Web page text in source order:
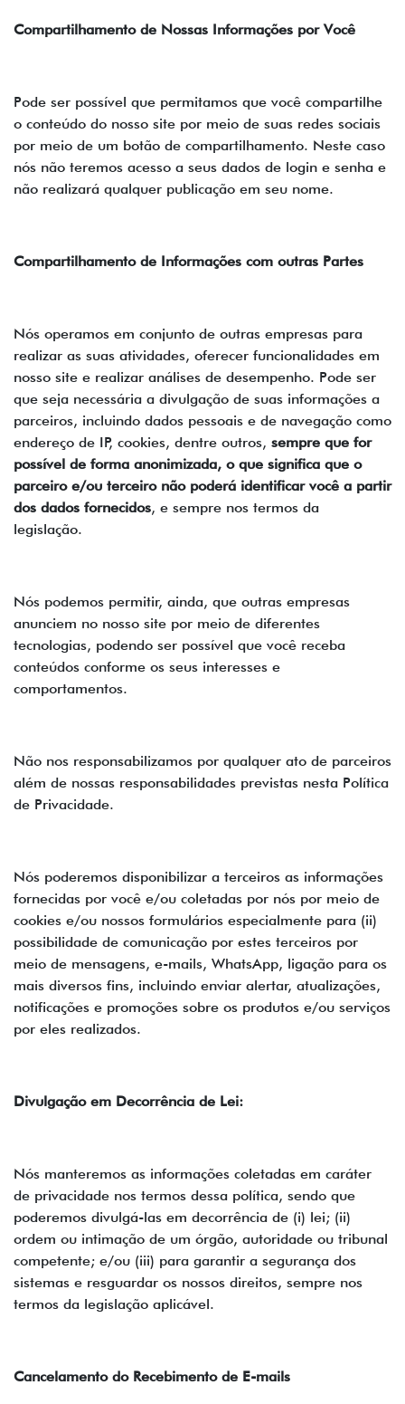
Compartilhamento de Nossas Informações por Você
Pode ser possível que permitamos que você compartilhe
o conteúdo do nosso site por meio de suas redes sociais
por meio de um botão de compartilhamento. Neste caso
nós não teremos acesso a seus dados de login e senha e
não realizará qualquer publicação em seu nome.
Compartilhamento de Informações com outras Partes
Nós operamos em conjunto de outras empresas para
realizar as suas atividades, oferecer funcionalidades em
nosso site e realizar análises de desempenho. Pode ser
que seja necessária a divulgação de suas informações a
parceiros, incluindo dados pessoais e de navegação como
endereço de IP, cookies, dentre outros, sempre que for
possível de forma anonimizada, o que significa que o
parceiro e/ou terceiro não poderá identificar você a partir
dos dados fornecidos, e sempre nos termos da
legislação.
Nós podemos permitir, ainda, que outras empresas
anunciem no nosso site por meio de diferentes
tecnologias, podendo ser possível que você receba
conteúdos conforme os seus interesses e
comportamentos.
Não nos responsabilizamos por qualquer ato de parceiros
além de nossas responsabilidades previstas nesta Política
de Privacidade.
Nós poderemos disponibilizar a terceiros as informações
fornecidas por você e/ou coletadas por nós por meio de
cookies e/ou nossos formulários especialmente para (ii)
possibilidade de comunicação por estes terceiros por
meio de mensagens, e-mails, WhatsApp, ligação para os
mais diversos fins, incluindo enviar alertar, atualizações,
notificações e promoções sobre os produtos e/ou serviços
por eles realizados.
Divulgação em Decorrência de Lei:
Nós manteremos as informações coletadas em caráter
de privacidade nos termos dessa política, sendo que
poderemos divulgá-las em decorrência de (i) lei; (ii)
ordem ou intimação de um órgão, autoridade ou tribunal
competente; e/ou (iii) para garantir a segurança dos
sistemas e resguardar os nossos direitos, sempre nos
termos da legislação aplicável.
Cancelamento do Recebimento de E-mails